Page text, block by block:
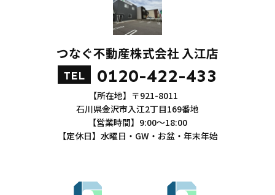
つなぐ不動産株式会社 入江店
TEL 0120-422-433
【所在地】〒921-8011
石川県金沢市入江2丁目169番地
【営業時間】9:00～18:00
【定休日】水曜日・GW・お盆・年末年始